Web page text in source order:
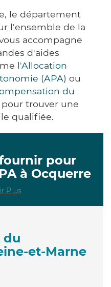
le département
l'ensemble de la
accompagne
d'aides
l'Allocation
(APA) ou
du
trouver une
qualifiée.
pour
à Ocquerre
Plus
du
et-Marne